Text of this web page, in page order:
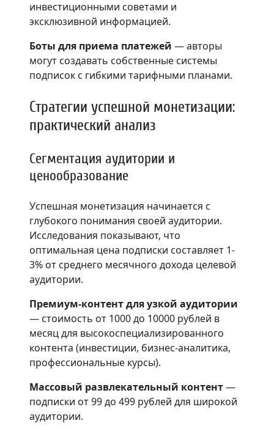
инвестиционными советами и
эксклюзивной информацией.
Боты для приема платежей — авторы
могут создавать собственные системы
подписок с гибкими тарифными планами.
Стратегии успешной монетизации:
практический анализ
Сегментация аудитории и
ценообразование
Успешная монетизация начинается с
глубокого понимания своей аудитории.
Исследования показывают, что
оптимальная цена подписки составляет 1-
3% от среднего месячного дохода целевой
аудитории.
Премиум-контент для узкой аудитории
— стоимость от 1000 до 10000 рублей в
месяц для высокоспециализированного
контента (инвестиции, бизнес-аналитика,
профессиональные курсы).
Массовый развлекательный контент—
подписки от 99 до 499 рублей для широкой
аудитории.